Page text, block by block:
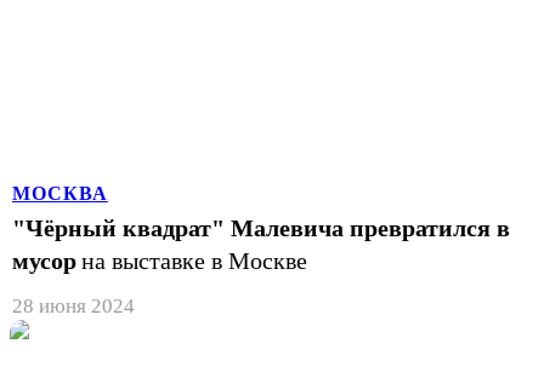
МОСКВА
"Чёрный квадрат" Малевича превратился в
мусорна выставке в Москве
28 июня 2024